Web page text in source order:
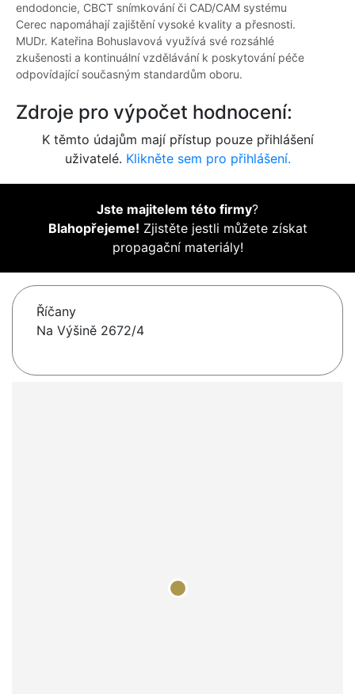
endodoncie, CBCT snímkování či CAD/CAM systému
Cerec napomáhají zajištění vysoké kvality a přesnosti.
MUDr. Kateřina Bohuslavová využívá své rozsáhlé
zkušenosti a kontinuální vzdělávání k poskytování péče
odpovídající současným standardům oboru.
Zdroje pro výpočet hodnocení:
K těmto údajům mají přístup pouze přihlášení
uživatelé. Klikněte sem pro přihlášení.
Jste majitelem této firmy?
Blahopřejeme! Zjistěte jestli můžete získat
propagační materiály!
Říčany
Na Výšině 2672/4